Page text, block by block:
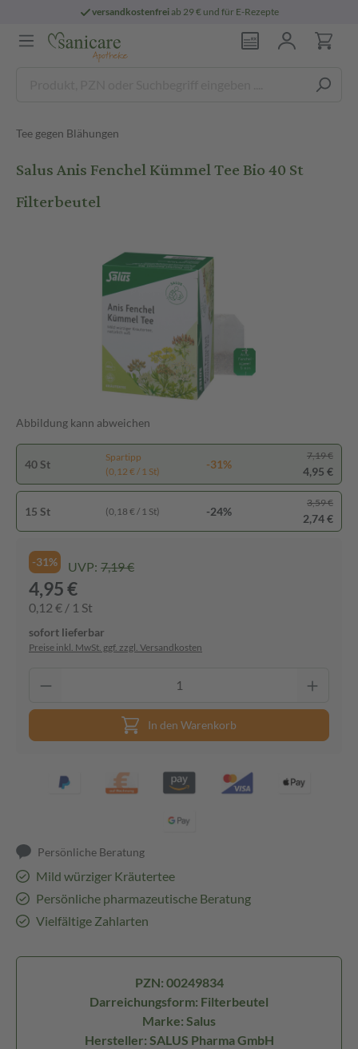
versandkostenfreiab 29 € und für E-Rezepte
Tee gegen Blähungen
Salus Anis Fenchel Kümmel Tee Bio 40 St
Filterbeutel
Abbildung kann abweichen
40 St
Spartipp
(0,12 € / 1 St)
-31%
7,19 €
4,95 €
15 St (0,18 € / 1 St) -24%
3,59 €
2,74 €
-31% UVP: 7,19 €
4,95 €
0,12 € / 1 St
sofort lieferbar
Preise inkl. MwSt. ggf. zzgl. Versandkosten
In den Warenkorb
Persönliche Beratung
Mild würziger Kräutertee
Persönliche pharmazeutische Beratung
Vielfältige Zahlarten
PZN: 00249834
Darreichungsform: Filterbeutel
Marke: Salus
Hersteller: SALUS Pharma GmbH